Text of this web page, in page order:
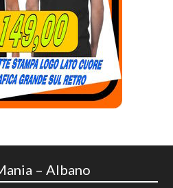
– Albano